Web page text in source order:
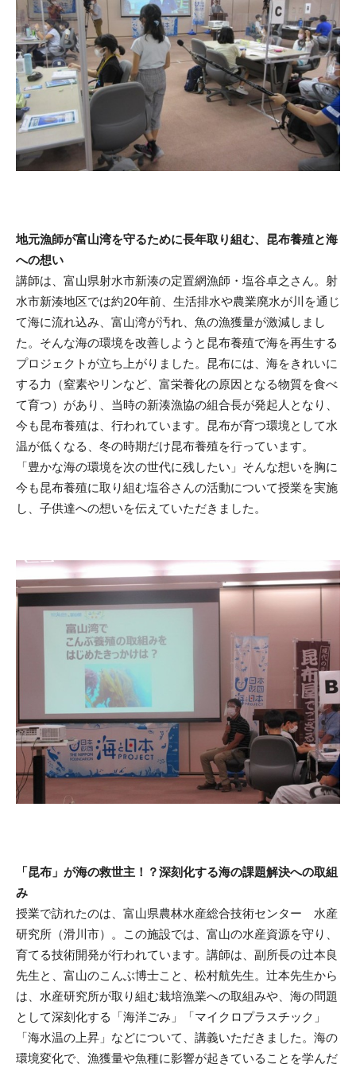
地元漁師が富山湾を守るために長年取り組む、昆布養殖と海
への想い
講師は、富山県射水市新湊の定置網漁師・塩谷卓之さん。射
水市新湊地区では約20年前、生活排水や農業廃水が川を通じ
て海に流れ込み、富山湾が汚れ、魚の漁獲量が激減しまし
た。そんな海の環境を改善しようと昆布養殖で海を再生する
プロジェクトが立ち上がりました。昆布には、海をきれいに
する力（窒素やリンなど、富栄養化の原因となる物質を食べ
て育つ）があり、当時の新湊漁協の組合長が発起人となり、
今も昆布養殖は、行われています。昆布が育つ環境として水
温が低くなる、冬の時期だけ昆布養殖を行っています。
「豊かな海の環境を次の世代に残したい」そんな想いを胸に
今も昆布養殖に取り組む塩谷さんの活動について授業を実施
し、子供達への想いを伝えていただきました。
「昆布」が海の救世主！？深刻化する海の課題解決への取組
み
授業で訪れたのは、富山県農林水産総合技術センター 水産
研究所（滑川市）。この施設では、富山の水産資源を守り、
育てる技術開発が行われています。講師は、副所長の辻本良
先生と、富山のこんぶ博士こと、松村航先生。辻本先生から
は、水産研究所が取り組む栽培漁業への取組みや、海の問題
として深刻化する「海洋ごみ」「マイクロプラスチック」
「海水温の上昇」などについて、講義いただきました。海の
環境変化で、漁獲量や魚種に影響が起きていることを学んだ